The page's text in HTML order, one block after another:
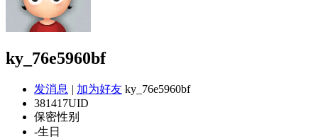
ky_76e5960bf
发消息 | 加为好友 ky_76e5960bf
381417UID
保密性别
-生日